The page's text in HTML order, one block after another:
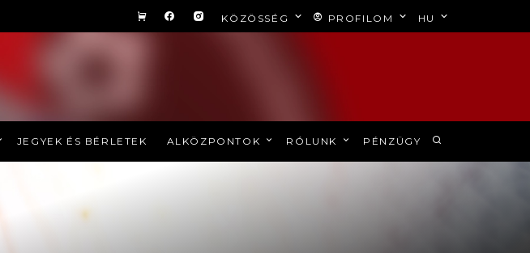
KÖZÖSSÉG PROFILOM HU
JEGYEK ÉS BÉRLETEK ALKÖZPONTOK RÓLUNK PÉNZÜGY